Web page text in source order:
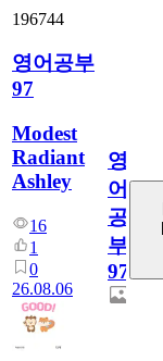
196744
영어공부
97
Modest
Radiant
Ashley
16
1
0
26.08.06
영
어
공
부
97